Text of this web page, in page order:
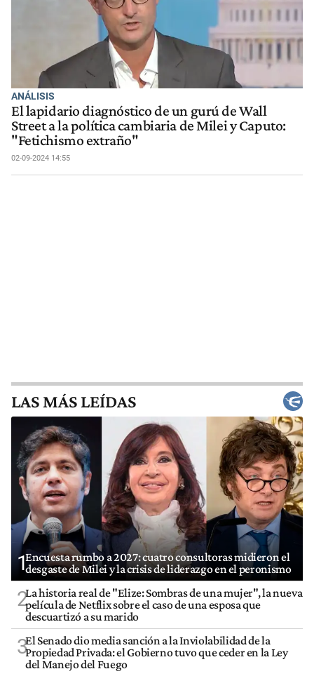
ANÁLISIS
El lapidario diagnóstico de un gurú de Wall
Street a la política cambiaria de Milei y Caputo:
"Fetichismo extraño"
02-09-2024 14:55
LAS MÁS LEÍDAS
1Encuesta rumbo a 2027: cuatro consultoras midieron el
desgaste de Milei y la crisis de liderazgo en el peronismo
2La historia real de "Elize: Sombras de una mujer", la nueva
película de Netflix sobre el caso de una esposa que
descuartizó a su marido
3El Senado dio media sanción a la Inviolabilidad de la
Propiedad Privada: el Gobierno tuvo que ceder en la Ley
del Manejo del Fuego